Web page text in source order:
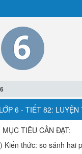
6 - TIẾT 82:
MỤC TIÊU CẦN ĐẠT:
Kiến thức: so sánh hai